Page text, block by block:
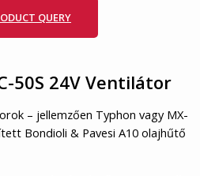
QUERY
50S 24V Ventilátor
– jellemzően Typhon vagy MX-
Bondioli & Pavesi A10 olajhűtő